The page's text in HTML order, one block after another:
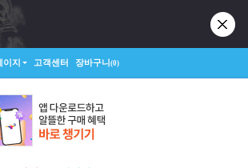
이지 고객센터 장바구니(0)